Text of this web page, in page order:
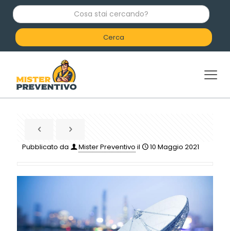
C
o
a
c
e
Pubblicato da Mister Preventivo il 10 Maggio 2021